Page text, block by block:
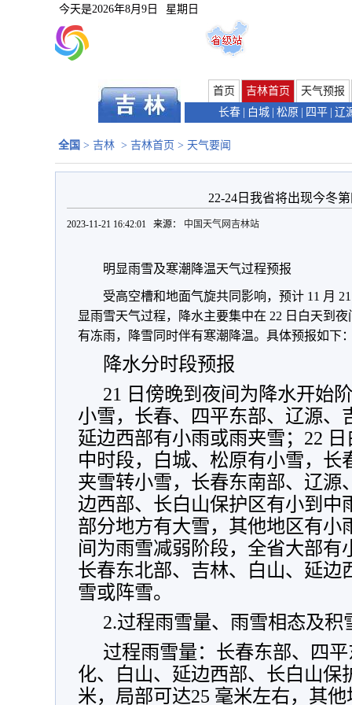
今天是2026年8月9日 星期日
首页 吉林首页
天气预报
长春
白城 松原 四平 辽
全国 > 吉林 > 吉林首页 > 天气要闻
22-24日我省将出现今冬
2023-11-21 16:42:01 来源： 中国天气网吉林站
明显雨雪及寒潮降温天气过程预报
受高空槽和地面气旋共同影响，预计 11 月
显雨雪天气过程，降水主要集中在 22 日白天到
有冻雨，降雪同时伴有寒潮降温。具体预报如下
降水分时段预报
21 日傍晚到夜间为降水开始
小雪，长春、四平东部、辽源、
延边西部有小雨或雨夹雪；22
中时段，白城、松原有小雪，长
夹雪转小雪，长春东南部、辽源
边西部、长白山保护区有小到中
部分地方有大雪，其他地区有小
间为雨雪减弱阶段，全省大部有
长春东北部、吉林、白山、延边
雪或阵雪。
2.过程雨雪量、雨雪相态及积
过程雨雪量：长春东部、四
化、白山、延边西部、长白山保
米，局部可达25 毫米左右，其